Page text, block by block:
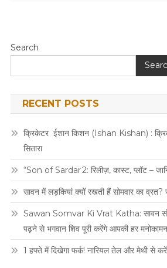
Search
RECENT POSTS
क्रिकेटर ईशान किशन (Ishan Kishan) :
सितारा
“Son of Sardar 2: रिलीज़, कास्ट, प्लॉट –
सावन में लड़कियां क्यों रखती हैं सोमवार का
Sawan Somvar Ki Vrat Katha: सावन
पढ़ने से भगवान शिव पूरी करेंगे आपकी हर
1 हफ्ते में दिखेगा फर्क! नारियल तेल और मेथी से